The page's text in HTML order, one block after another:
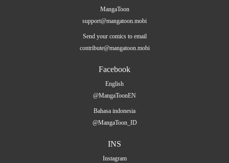
MangaToon
support@mangatoon.mobi
Send your comics to email
contribute@mangatoon.mobi
Facebook
English
@MangaToonEN
Bahasa indonesia
@MangaToon_ID
INS
Instagram